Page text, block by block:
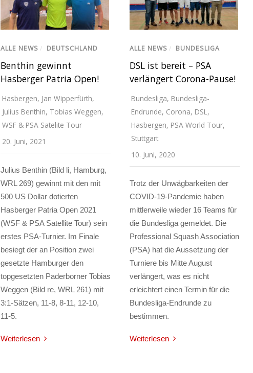
ALLE NEWS / DEUTSCHLAND
Benthin gewinnt
Hasberger Patria Open!
Hasbergen, Jan Wipperfürth,
Julius Benthin, Tobias Weggen,
WSF & PSA Satelite Tour
20. Juni, 2021
Julius Benthin (Bild li, Hamburg,
WRL 269) gewinnt mit den mit
500 US Dollar dotierten
Hasberger Patria Open 2021
(WSF & PSA Satellite Tour) sein
erstes PSA-Turnier. Im Finale
besiegt der an Position zwei
gesetzte Hamburger den
topgesetzten Paderborner Tobias
Weggen (Bild re, WRL 261) mit
3:1-Sätzen, 11-8, 8-11, 12-10,
11-5.
Weiterlesen
ALLE NEWS / BUNDESLIGA
DSL ist bereit – PSA
verlängert Corona-Pause!
Bundesliga, Bundesliga-
Endrunde, Corona, DSL,
Hasbergen, PSA World Tour,
Stuttgart
10. Juni, 2020
Trotz der Unwägbarkeiten der
COVID-19-Pandemie haben
mittlerweile wieder 16 Teams für
die Bundesliga gemeldet. Die
Professional Squash Association
(PSA) hat die Aussetzung der
Turniere bis Mitte August
verlängert, was es nicht
erleichtert einen Termin für die
Bundesliga-Endrunde zu
bestimmen.
Weiterlesen